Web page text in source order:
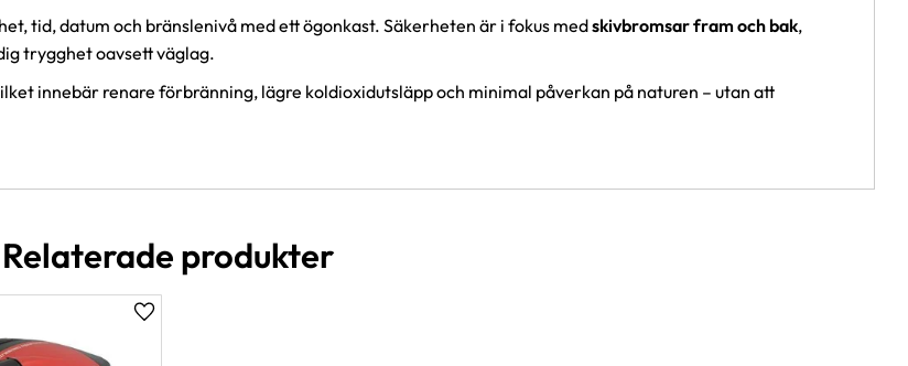
tid, datum och bränslenivå med ett ögonkast. Säkerheten är i fokus medskivbromsar fram och bak,
trygghet oavsett väglag.
innebär renare förbränning, lägre koldioxidutsläpp och minimal påverkan på naturen – utan att
Relaterade produkter
Lägg till i favoriter